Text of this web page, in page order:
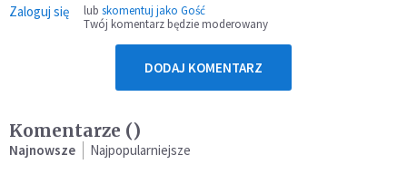
Zaloguj się lub skomentuj jako Gość
Twój komentarz będzie moderowany
DODAJ KOMENTARZ
Komentarze ()
Najnowsze Najpopularniejsze